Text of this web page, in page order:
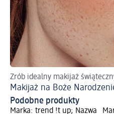
Zrób idealny makijaż
Makijaż na Boże
Podobne produkty
Marka: trend !t up; Nazwa